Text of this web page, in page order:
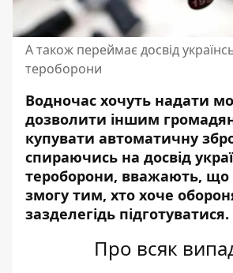
А також переймає досвід
тероборони
Водночас хочуть надати
дозволити іншим
купувати автоматичну
спираючись на досвід
тероборони, вважають, що
змогу тим, хто хоче
зазделегідь підготуватися.
Про всяк